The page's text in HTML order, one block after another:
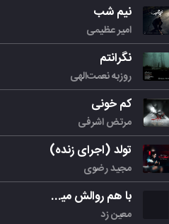
نیم شب
امیر عظیمی
نگرانتم
روزبه نعمت‌الهی
کم خونی
مرتض اشرفی
تولد (اجرای زنده)
مجید رضوی
با هم روالش میکنیم
معین زد